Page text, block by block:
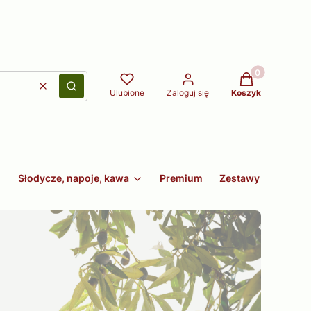
WyczyśćSzukaj Ulubione Zaloguj się
Produkty w
Koszyk
Słodycze, napoje, kawa Premium Zestawy